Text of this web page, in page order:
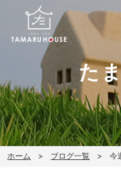
た
ホーム ブログ一覧 今